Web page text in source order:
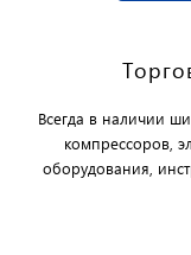
Всегда в наличии
компрессоров,
оборудования,